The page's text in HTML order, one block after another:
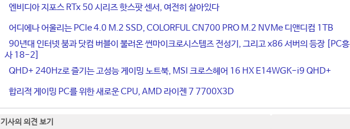
엔비디아 지포스 RTx 50 시리즈 핫스팟 센서, 여전히 살아있다
어디에나 어울리는 PCIe 4.0 M.2 SSD, COLORFUL CN700 PRO M.2 NVMe 디앤디컴 1TB
90년대 인터넷 붐과 닷컴 버블이 불러온 썬마이크로시스템즈 전성기, 그리고 x86 서버의 등장 [PC
사 18-2]
QHD+ 240Hz로 즐기는 고성능 게이밍 노트북, MSI 크로스헤어 16 HX E14WGK-i9 QHD+
합리적 게이밍 PC를 위한 새로운 CPU, AMD 라이젠 7 7700X3D
사의 의견 보기